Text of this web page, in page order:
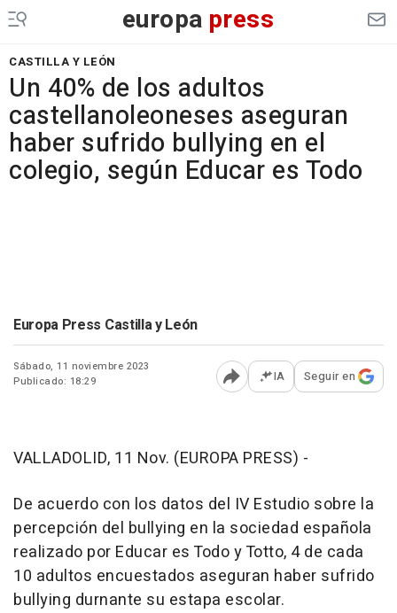
europa press
CASTILLA Y LEÓN
Un 40% de los adultos
castellanoleoneses aseguran
haber sufrido bullying en el
colegio, según Educar es Todo
Europa Press Castilla y León
Sábado, 11 noviembre 2023
Publicado: 18:29
Abrir opciones para
IA Seguir en
VALLADOLID, 11 Nov. (EUROPA PRESS) -
De acuerdo con los datos del IV Estudio sobre la
percepción del bullying en la sociedad española
realizado por Educar es Todo y Totto, 4 de cada
10 adultos encuestados aseguran haber sufrido
bullying durnante su estapa escolar.